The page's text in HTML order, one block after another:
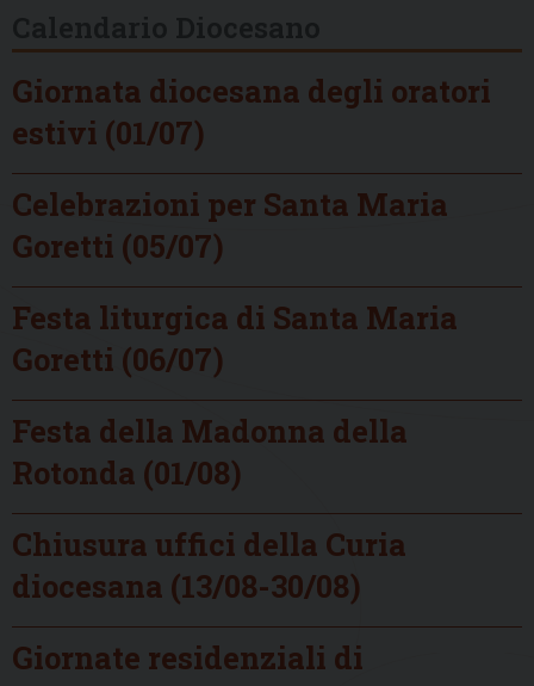
Giornata diocesana degli oratori
estivi (01/07)
Celebrazioni per Santa Maria
Goretti (05/07)
Festa liturgica di Santa Maria
Goretti (06/07)
Festa della Madonna della
Rotonda (01/08)
Chiusura uffici della Curia
diocesana (13/08-30/08)
Giornate residenziali di